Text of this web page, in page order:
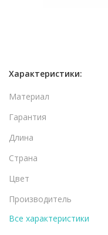
Характеристики:
Материал
Гарантия
Длина
Страна
Цвет
Производитель
Все характеристики